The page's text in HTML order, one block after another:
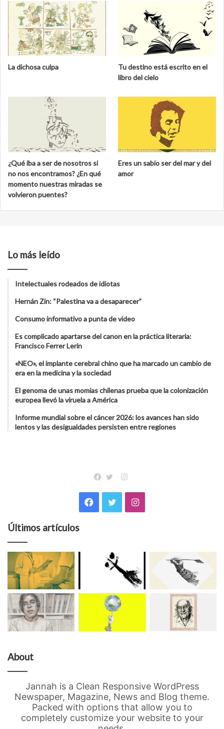
La dichosa culpa
Tu destino está escrito en el
libro del cielo
¿Qué iba a ser de nosotros si
no nos encontramos? ¿En qué
momento nuestras miradas se
volvieron puentes?
Eres un sabio ser del mar y del
amor
Lo más leído
Intelectuales rodeados de idiotas
Hernán Zin: “Palestina va a desaparecer”
Consumo informativo a punta de video
Es complicado apartarse del canon en la práctica literaria:
Francisco Ferrer Lerín
«NEO», el implante cerebral chino que ha marcado un cambio de
era en la medicina y la sociedad
El genoma de unas momias chilenas prueba que la colonización
europea llevó la viruela a América
Informe mundial sobre el cáncer 2026: los avances han sido
lentos y las desigualdades persisten entre regiones
Instagram
Facebook
TwitterInstagram
Últimos artículos
About
Jannah is a Clean Responsive WordPress
Newspaper, Magazine, News and Blog theme.
Packed with options that allow you to
completely customize your website to your